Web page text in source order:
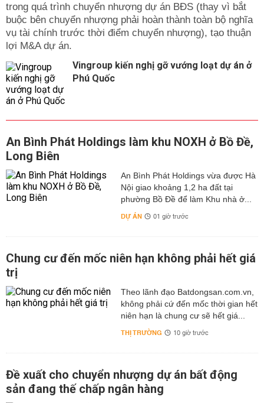
trong quá trình chuyển nhượng dự án BĐS (thay vì bắt
buộc bên chuyển nhượng phải hoàn thành toàn bộ nghĩa
vụ tài chính trước thời điểm chuyển nhượng), tạo thuận
lợi M&A dự án.
Vingroup kiến nghị gỡ vướng loạt dự án ở
Phú Quốc
An Bình Phát Holdings làm khu NOXH ở Bồ Đề,
Long Biên
An Bình Phát Holdings vừa được Hà
Nội giao khoảng 1,2 ha đất tại
phường Bồ Đề để làm Khu nhà ở...
DỰ ÁN 01 giờ trước
Chung cư đến mốc niên hạn không phải hết giá
trị
Theo lãnh đạo Batdongsan.com.vn,
không phải cứ đến mốc thời gian hết
niên hạn là chung cư sẽ hết giá...
THỊ TRƯỜNG 10 giờ trước
Đề xuất cho chuyển nhượng dự án bất động
sản đang thế chấp ngân hàng